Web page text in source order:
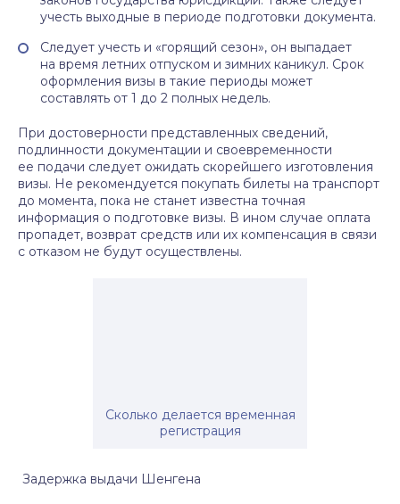
учесть выходные в периоде подготовки документа.
Следует учесть и «горящий сезон», он выпадает
на время летних отпуском и зимних каникул. Срок
оформления визы в такие периоды может
составлять от 1 до 2 полных недель.
При достоверности представленных сведений,
подлинности документации и своевременности
ее подачи следует ожидать скорейшего изготовления
визы. Не рекомендуется покупать билеты на транспорт
до момента, пока не станет известна точная
информация о подготовке визы. В ином случае оплата
пропадет, возврат средств или их компенсация в связи
с отказом не будут осуществлены.
Сколько делается временная
регистрация
Задержка выдачи Шенгена